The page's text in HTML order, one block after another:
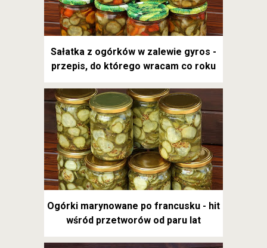
Sałatka z ogórków w zalewie gyros -
przepis, do którego wracam co roku
Ogórki marynowane po francusku - hit
wśród przetworów od paru lat